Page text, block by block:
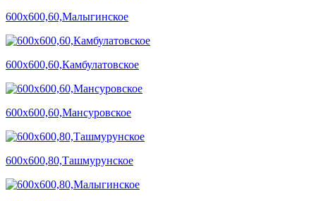
600х600,60,Малыгинское
600х600,60,Камбулатовское
600х600,60,Мансуровское
600х600,80,Ташмурунское